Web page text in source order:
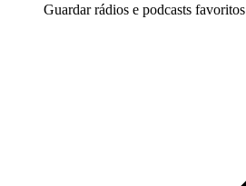
Guardar rádios e podcasts favoritos